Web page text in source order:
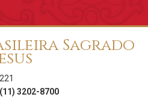
Sagrado
3202-8700